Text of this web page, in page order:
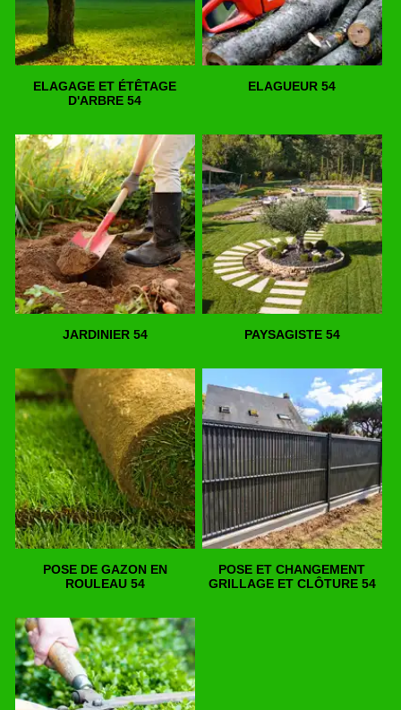
ELAGAGE ET ÉTÊTAGE
D'ARBRE 54
ELAGUEUR 54
JARDINIER 54 PAYSAGISTE 54
POSE DE GAZON EN
ROULEAU 54
POSE ET CHANGEMENT
GRILLAGE ET CLÔTURE 54